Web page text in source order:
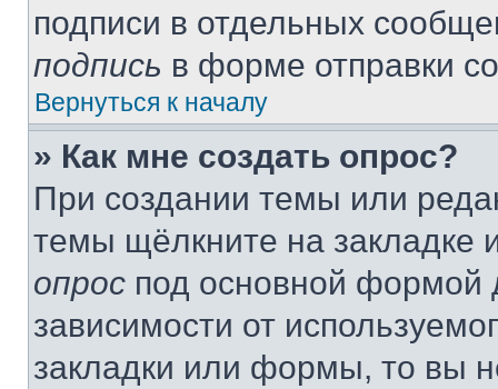
подписи в отдельных
подпись в форме отправки
Вернуться к началу
» Как мне создать опрос?
При создании темы или
темы щёлкните на
опрос под основной формой
зависимости от
закладки или формы, то вы